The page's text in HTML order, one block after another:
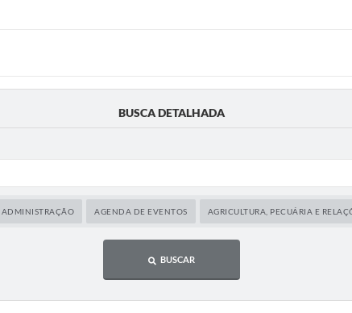
BUSCA DETALHADA
ADMINISTRAÇÃO AGENDA DE EVENTOS AGRICULTURA, PECUÁRIA E
BUSCAR